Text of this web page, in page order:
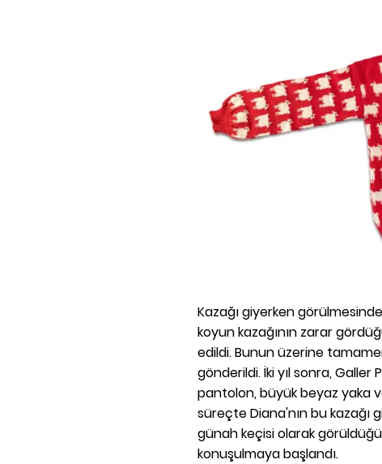
Kazağı giyerken
koyun kazağının zarar
edildi. Bunun üzerine
gönderildi. İki yıl sonra,
pantolon, büyük beyaz yaka
süreçte Diana'nın bu kazağı
günah keçisi olarak
konuşulmaya başlandı.